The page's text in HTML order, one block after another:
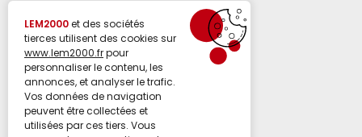
Voir l'itinéraire
03 87 03 14 12
Nous contacter
LEM2000et des sociétés
tierces utilisent des cookies sur
www.lem2000.frpour
personnaliser le contenu, les
annonces, et analyser le trafic.
Vos données de navigation
peuvent être collectées et
utilisées par ces tiers. Vous